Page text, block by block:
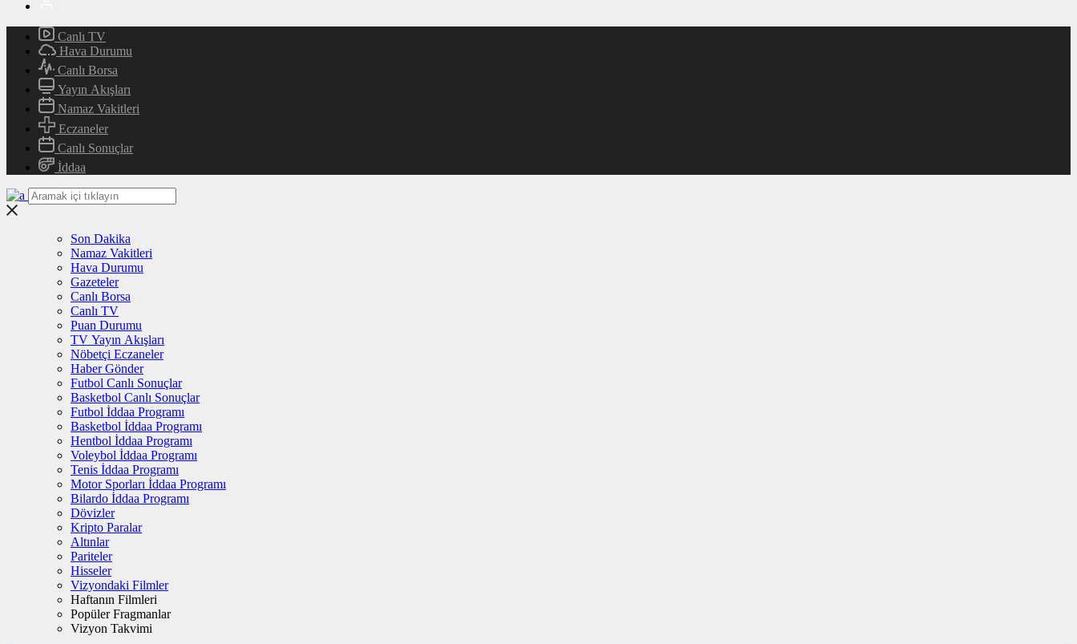
Canlı TV
Hava Durumu
Canlı Borsa
Yayın Akışları
Namaz Vakitleri
Eczaneler
Canlı Sonuçlar
İddaa
Son Dakika
Namaz Vakitleri
Hava Durumu
Gazeteler
Canlı Borsa
Canlı TV
Puan Durumu
TV Yayın Akışları
Nöbetçi Eczaneler
Haber Gönder
Futbol Canlı Sonuçlar
Basketbol Canlı Sonuçlar
Futbol İddaa Programı
Basketbol İddaa Programı
Hentbol İddaa Programı
Voleybol İddaa Programı
Tenis İddaa Programı
Motor Sporları İddaa Programı
Bilardo İddaa Programı
Dövizler
Kripto Paralar
Altınlar
Pariteler
Hisseler
Vizyondaki Filmler
Haftanın Filmleri
Popüler Fragmanlar
Vizyon Takvimi